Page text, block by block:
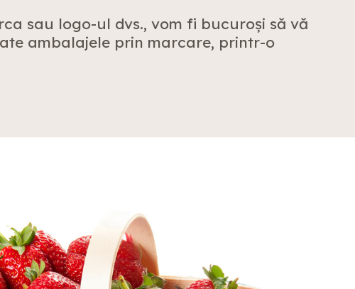
sau logo-ul dvs., vom fi bucuroși să vă
ambalajele prin marcare, printr-o